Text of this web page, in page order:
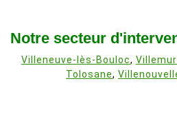
Notre secteur
Villeneuve-lès-Bouloc,
Tolosane,